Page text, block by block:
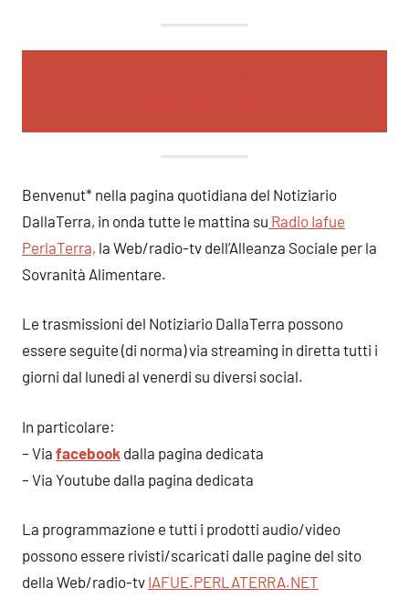
Benvenut* nella pagina quotidiana del Notiziario
DallaTerra, in onda tutte le mattina su Radio Iafue
PerlaTerra, la Web/radio-tv dell’Alleanza Sociale per la
Sovranità Alimentare.
Le trasmissioni del Notiziario DallaTerra possono
essere seguite (di norma) via streaming in diretta tutti i
giorni dal lunedi al venerdi su diversi social.
In particolare:
– Via facebook dalla pagina dedicata
– Via Youtube dalla pagina dedicata
La programmazione e tutti i prodotti audio/video
possono essere rivisti/scaricati dalle pagine del sito
della Web/radio-tv IAFUE.PERLATERRA.NET